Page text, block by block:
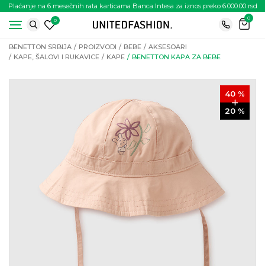
Plaćanje na 6 mesečnih rata karticama Banca Intesa za iznos preko 6.000.00 rsd
0
0
BENETTON SRBIJA PROIZVODI BEBE
AKSESOARI
KAPE, ŠALOVI I RUKAVICE
KAPE BENETTON KAPA ZA BEBE
40 %
20 %